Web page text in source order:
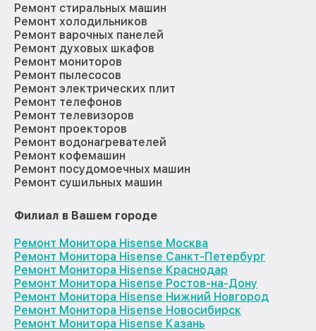
Ремонт стиральных машин
Ремонт холодильников
Ремонт варочных панелей
Ремонт духовых шкафов
Ремонт мониторов
Ремонт пылесосов
Ремонт электрических плит
Ремонт телефонов
Ремонт телевизоров
Ремонт проекторов
Ремонт водонагревателей
Ремонт кофемашин
Ремонт посудомоечных машин
Ремонт сушильных машин
Филиал в Вашем городе
Ремонт Монитора Hisense Москва
Ремонт Монитора Hisense Санкт-Петербург
Ремонт Монитора Hisense Краснодар
Ремонт Монитора Hisense Ростов-на-Дону
Ремонт Монитора Hisense Нижний Новгород
Ремонт Монитора Hisense Новосибирск
Ремонт Монитора Hisense Казань